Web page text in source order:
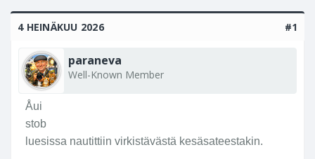
4 HEINÄKUU 2026 #1
paraneva
Well-Known Member
Åui
stob
luesissa nautittiin virkistävästä kesäsateestakin.